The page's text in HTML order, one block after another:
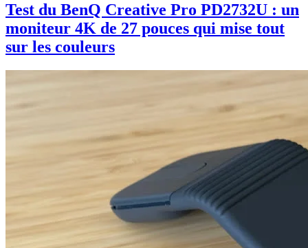
Test du BenQ Creative Pro PD2732U : un
moniteur 4K de 27 pouces qui mise tout
sur les couleurs